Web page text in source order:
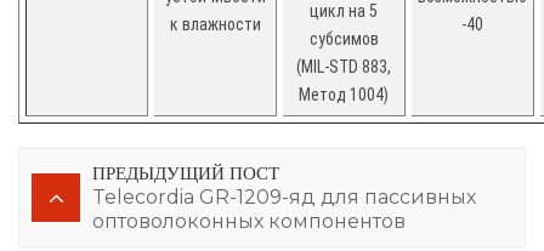
к влажности
цикл на 5
субсимов
(MIL-STD 883,
Метод 1004)
-40
ПРЕДЫДУЩИЙ ПОСТ
Telecordia GR-1209-яд для пассивных
оптоволоконных компонентов